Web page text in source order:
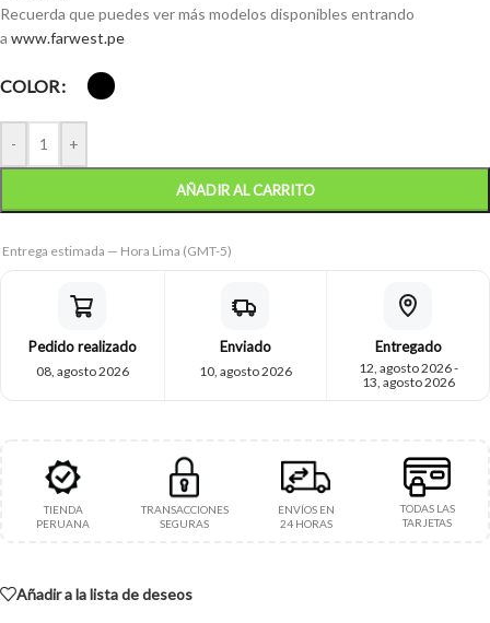
Recuerda que puedes ver más modelos disponibles entrando
a www.farwest.pe
COLOR
- +
AÑADIR AL CARRITO
Entrega estimada — Hora Lima (GMT-5)
Pedido realizado
08, agosto 2026
Enviado
10, agosto 2026
Entregado
12, agosto 2026 -
13, agosto 2026
TIENDA
PERUANA
TRANSACCIONES
SEGURAS
ENVÍOS EN
24 HORAS
TODAS LAS
TARJETAS
Añadir a la lista de deseos